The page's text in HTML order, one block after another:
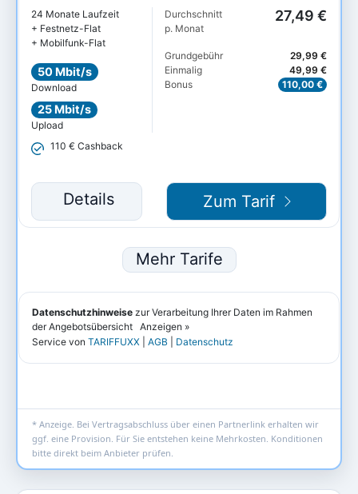
* Anzeige. Bei Vertragsabschluss über einen Partnerlink erhalten wir
ggf. eine Provision. Für Sie entstehen keine Mehrkosten. Konditionen
bitte direkt beim Anbieter prüfen.